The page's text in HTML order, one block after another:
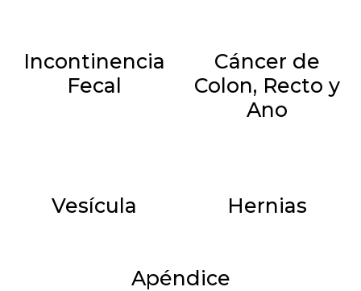
Incontinencia
Fecal
Cáncer de
Colon, Recto y
Ano
Vesícula Hernias
Apéndice